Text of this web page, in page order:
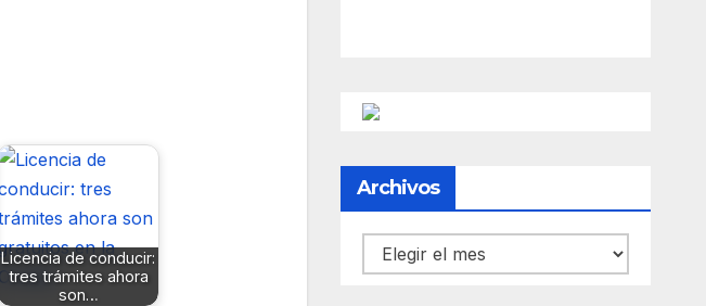
Licencia de conducir:
tres trámites ahora
son…
Archivos
Archivos